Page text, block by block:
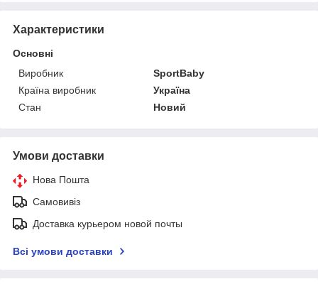
Характеристики
Основні
Виробник
SportBaby
Країна виробник
Україна
Стан
Новий
Умови доставки
Нова Пошта
Самовивіз
Доставка курьером новой почты
Всі умови доставки